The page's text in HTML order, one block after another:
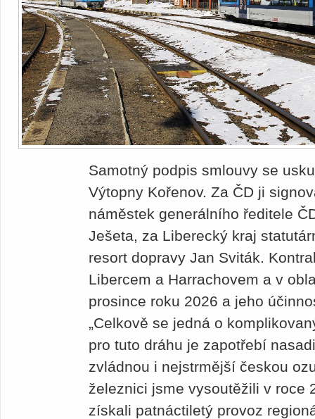
Samotný podpis smlouvy se
Výtopny Kořenov. Za ČD ji
náměstek generálního ředitele
Ješeta, za Liberecký kraj
resort dopravy Jan Sviták.
Libercem a Harrachovem a v
prosince roku 2026 a jeho
„Celkově se jedná o
pro tuto dráhu je zapotřebí
zvládnou i nejstrmější českou
železnici jsme vysoutěžili v roce
získali patnáctiletý provoz